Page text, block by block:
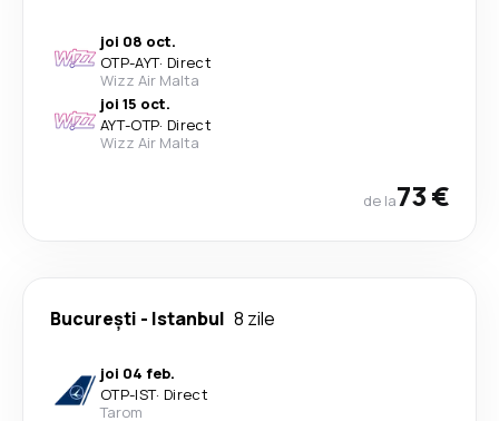
joi 08 oct.
OTP-AYT· Direct
Wizz Air Malta
joi 15 oct.
AYT-OTP· Direct
Wizz Air Malta
de la73 €
București - Istanbul 8 zile
joi 04 feb.
OTP-IST· Direct
Tarom